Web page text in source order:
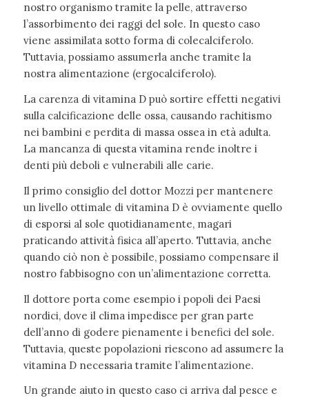
nostro organismo tramite la pelle, attraverso
l’assorbimento dei raggi del sole. In questo caso
viene assimilata sotto forma di colecalciferolo.
Tuttavia, possiamo assumerla anche tramite la
nostra alimentazione (ergocalciferolo).
La carenza di vitamina D può sortire effetti negativi
sulla calcificazione delle ossa, causando rachitismo
nei bambini e perdita di massa ossea in età adulta.
La mancanza di questa vitamina rende inoltre i
denti più deboli e vulnerabili alle carie.
Il primo consiglio del dottor Mozzi per mantenere
un livello ottimale di vitamina D è ovviamente quello
di esporsi al sole quotidianamente, magari
praticando attività fisica all’aperto. Tuttavia, anche
quando ciò non è possibile, possiamo compensare il
nostro fabbisogno con un’alimentazione corretta.
Il dottore porta come esempio i popoli dei Paesi
nordici, dove il clima impedisce per gran parte
dell’anno di godere pienamente i benefici del sole.
Tuttavia, queste popolazioni riescono ad assumere la
vitamina D necessaria tramite l’alimentazione.
Un grande aiuto in questo caso ci arriva dal pesce e